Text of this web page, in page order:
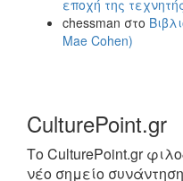
εποχή της
chessman στο
Mae Cohen)
CulturePoint.gr
Το CulturePoint.gr
νέο σημείο